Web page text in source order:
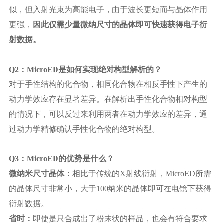
似，但入射光束为高能电子，由于波长更短而与晶体作用
更强， 因此仅需少量微纳尺寸的晶体即可快速获得电子衍
射数据。
Q2：MicroED是如何实现绝对构型解析的？
对于手性结构的化合物，相同化合物在相反手性下产生的
动力学效应存在显著差异。在解析出手性化合物相对构型
的情况下，可以反过来利用两者在动力学效应的差异，通
过动力学精修确认手性化合物的绝对构型。
Q3：MicroED的优势是什么？
微纳米尺寸晶体： 相比于传统的X射线衍射，MicroED所需
的晶体尺寸非常小，大于100纳米的晶体即可在电镜下获得
衍射数据。
省时： 即使是只合成出了粉末状的样品，也会有符合要求